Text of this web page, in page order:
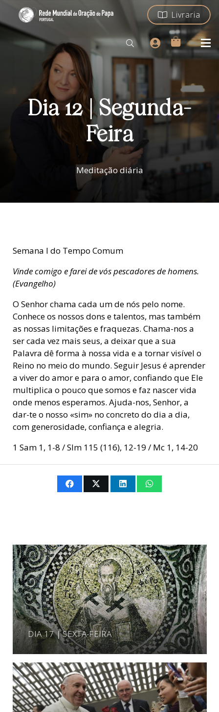
Livraria
Dia 12 | Segunda-
Feira
Meditação diária
Semana I do Tempo Comum
Vinde comigo e farei de vós pescadores de homens.
(Evangelho)
O Senhor chama cada um de nós pelo nome.
Conhece os nossos dons e talentos, mas também
as nossas limitações e fraquezas. Chama-nos a
ser cada vez mais seus, a deixar que a sua
Palavra dê forma à nossa vida e a tornar visível o
Reino no meio do mundo. Seguir Jesus é aprender
a viver do amor e para o amor, confiando que Ele
multiplica o pouco que somos e faz nascer vida
onde menos esperamos. Ajuda-nos, Senhor, a
dar-te o nosso «sim» no concreto do dia a dia,
com generosidade, confiança e alegria.
1 Sam 1, 1-8 / Slm 115 (116), 12-19 / Mc 1, 14-20
DIA 17 | SEXTA-FEIRA